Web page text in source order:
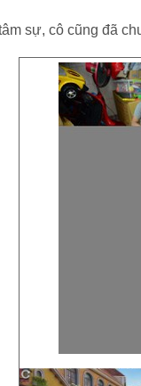
sự, cô cũng đã